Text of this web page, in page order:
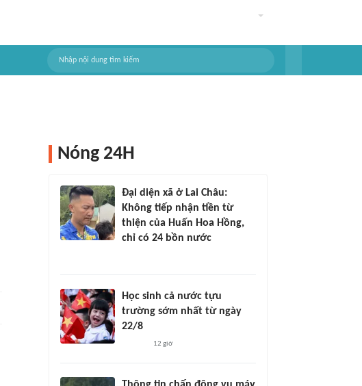
Nóng 24H
Đại diện xã ở Lai Châu:
Không tiếp nhận tiền từ
thiện của Huấn Hoa Hồng,
chỉ có 24 bồn nước
Học sinh cả nước tựu
trường sớm nhất từ ngày
22/8
12 giờ